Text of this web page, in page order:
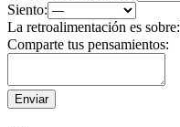
Siento:
La retroalimentación es sobre:
Comparte tus pensamientos:
Enviar